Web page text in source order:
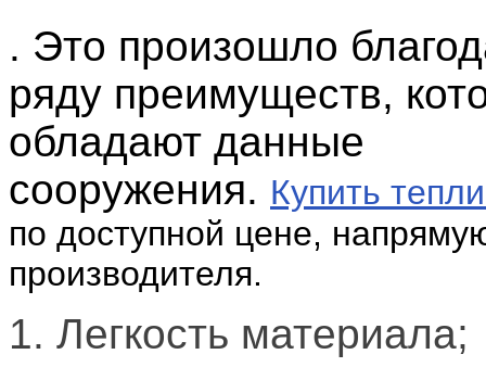
. Это произошло
ряду преимуществ,
обладают данные
сооружения. Купить
по доступной цене,
производителя.
1. Легкость материала;